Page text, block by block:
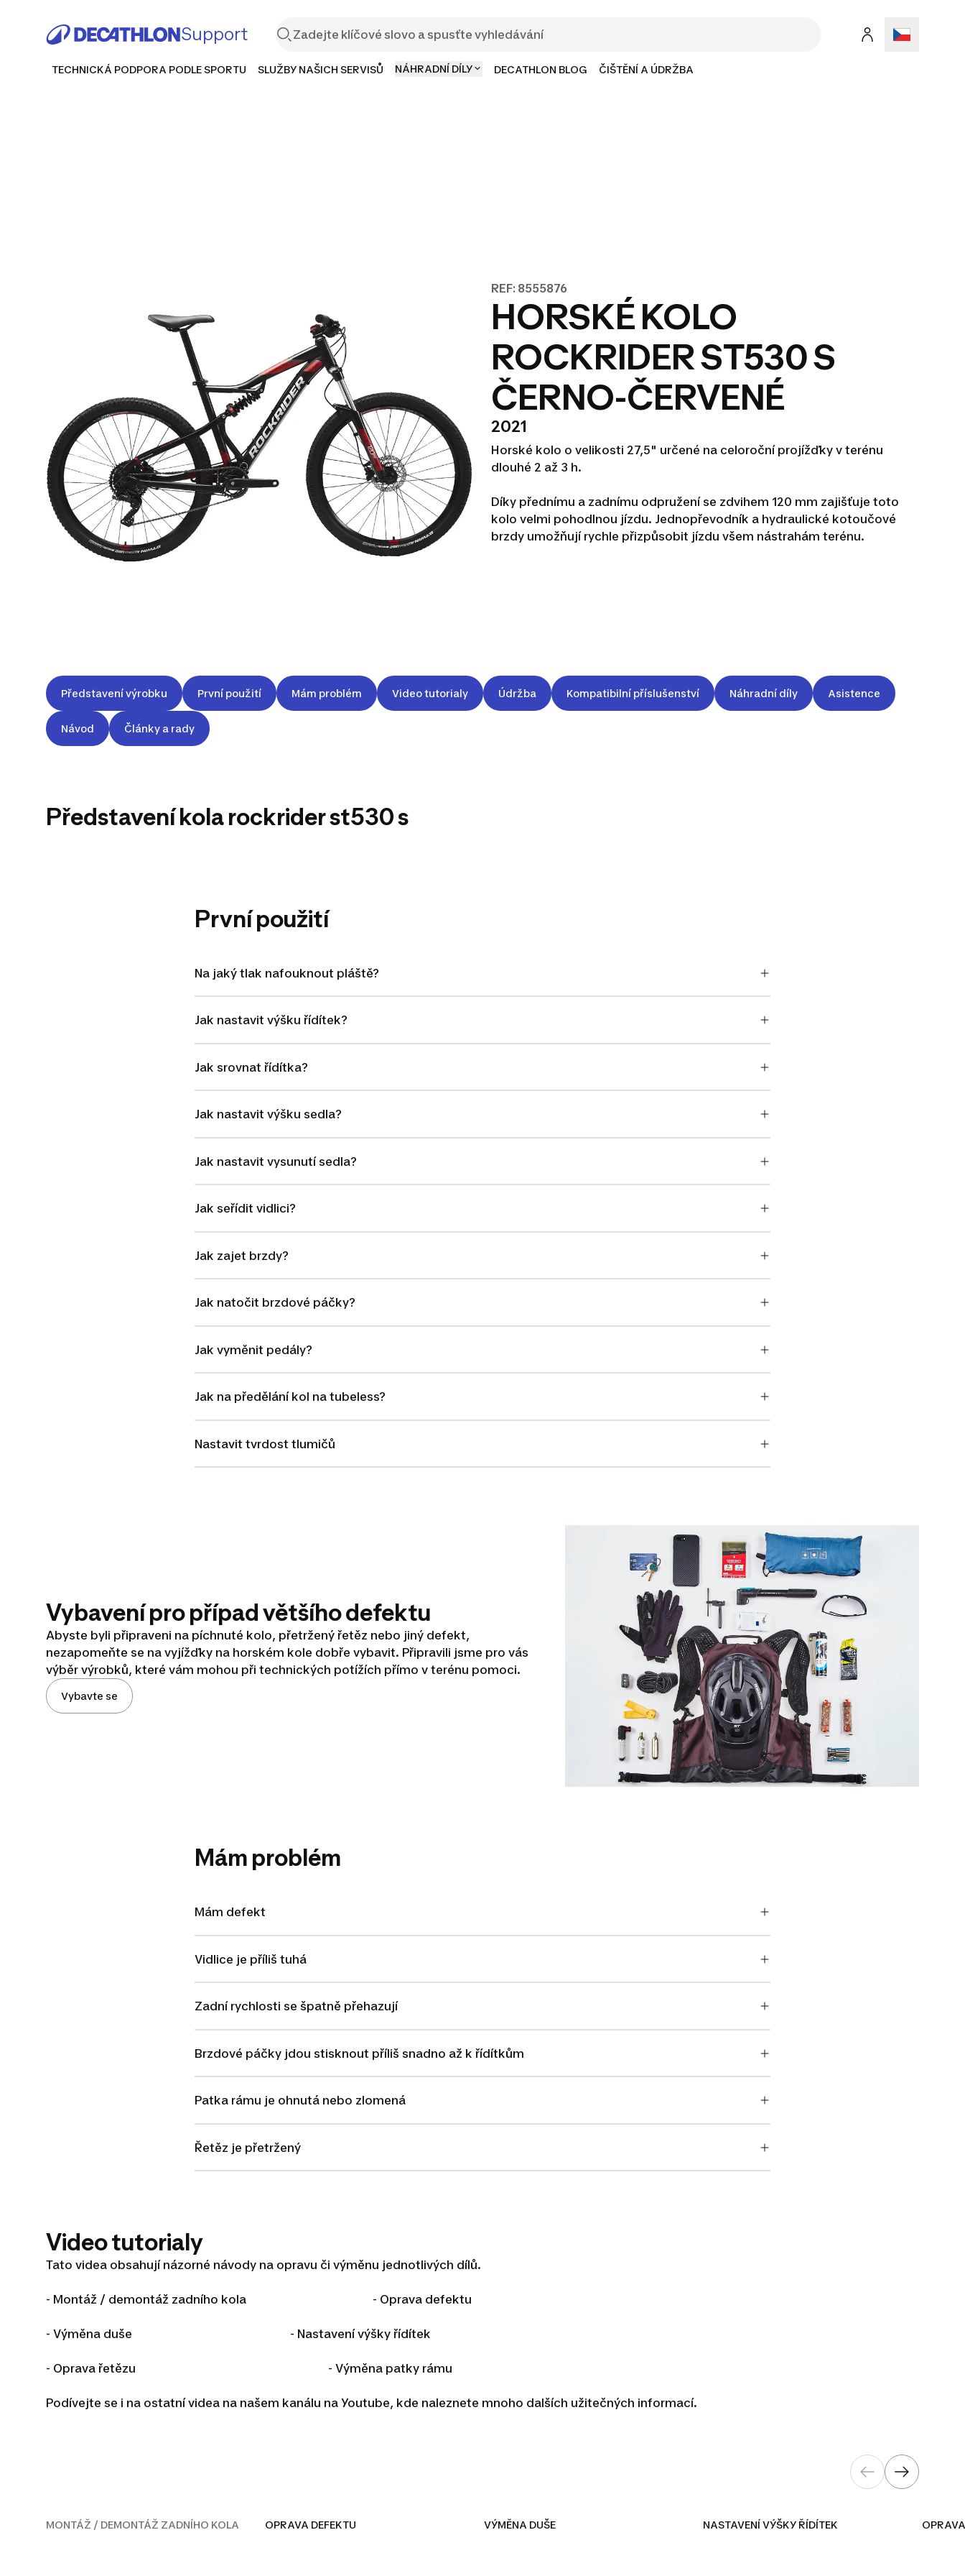
Support
TECHNICKÁ PODPORA PODLE SPORTU SLUŽBY NAŠICH SERVISŮ NÁHRADNÍ DÍLY DECATHLON BLOG ČIŠTĚNÍ A ÚDRŽBA
REF: 8555876
HORSKÉ KOLO
ROCKRIDER ST530 S
ČERNO-ČERVENÉ
2021
Horské kolo o velikosti 27,5" určené na celoroční projížďky v terénu
dlouhé 2 až 3 h.
Díky přednímu a zadnímu odpružení se zdvihem 120 mm zajišťuje toto
kolo velmi pohodlnou jízdu. Jednopřevodník a hydraulické kotoučové
brzdy umožňují rychle přizpůsobit jízdu všem nástrahám terénu.
Představení výrobku První použití Mám problém Video tutorialy Údržba Kompatibilní příslušenství Náhradní díly Asistence
Návod Články a rady
Představení kola rockrider st530 s
KOLO
ROCKRIDER
ČERNO-
První použití
Na jaký tlak nafouknout pláště?
Jak nastavit výšku řídítek?
Jak srovnat řídítka?
Jak nastavit výšku sedla?
Jak nastavit vysunutí sedla?
Jak seřídit vidlici?
Jak zajet brzdy?
Jak natočit brzdové páčky?
Jak vyměnit pedály?
Jak na předělání kol na tubeless?
Nastavit tvrdost tlumičů
Vybavení pro případ většího defektu
Abyste byli připraveni na píchnuté kolo, přetržený řetěz nebo jiný defekt,
nezapomeňte se na vyjížďky na horském kole dobře vybavit. Připravili jsme pro vás
výběr výrobků, které vám mohou při technických potížích přímo v terénu pomoci.
Vybavte se
Mám problém
Mám defekt
Vidlice je příliš tuhá
Zadní rychlosti se špatně přehazují
Brzdové páčky jdou stisknout příliš snadno až k řídítkům
Patka rámu je ohnutá nebo zlomená
Řetěz je přetržený
Video tutorialy
Tato videa obsahují názorné návody na opravu či výměnu jednotlivých dílů.
- Montáž / demontáž zadního kola - Oprava defektu
- Výměna duše - Nastavení výšky řídítek
- Oprava řetězu - Výměna patky rámu
Podívejte se i na ostatní videa na našem kanálu na Youtube, kde naleznete mnoho dalších užitečných informací.
MONTÁŽ / DEMONTÁŽ ZADNÍHO KOLA OPRAVA DEFEKTU VÝMĚNA DUŠE NASTAVENÍ VÝŠKY ŘÍDÍTEK